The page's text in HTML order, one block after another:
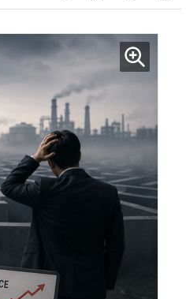
년치 이익 넘어서
일레븐, 해외 지역 명물 라면 판
300만개 돌파
팡 7월 추정 결제액 10.9% 감소”